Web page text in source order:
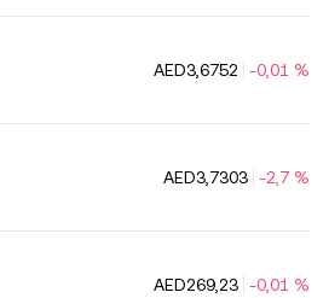
AED3,6752 -0,01 %
AED3,7303 -2,7 %
AED269,23 -0,01 %